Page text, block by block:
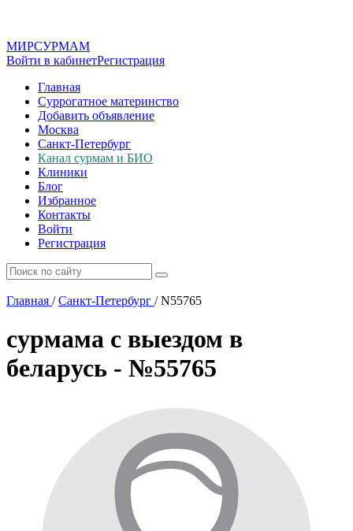
МИРСУРМАМ
Войти в кабинетРегистрация
Главная
Суррогатное материнство
Добавить объявление
Москва
Санкт-Петербург
Канал сурмам и БИО
Клиники
Блог
Избранное
Контакты
Войти
Регистрация
Главная / Санкт-Петербург /N55765
сурмама с выездом в
беларусь - №55765